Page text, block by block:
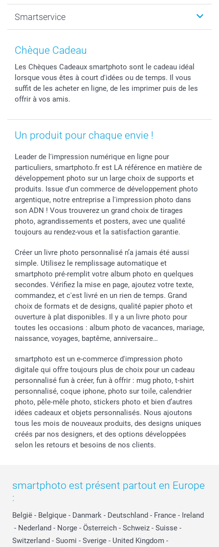
Faire-part & Cartes
Coques smartphone
Stickers & Etiquettes
Cadres photo & accessoires déco
Dénicheur d'idées cadeau
Naissance & baptême
Fête des Mères
Fête des Pères
Communion
Baptême
Toussaint
Saint-Valentin
Vacances
Plan du site
Droit de rétraction
Plaintes
Vie privée
Gestion des cookies
Tarifs
Investisseurs
Smartservice
Aide
smartbonus
smartfriends
Livraison
Modes de paiement
Statut de ma commande
Chèque Cadeau
Les Chèques Cadeaux smartphoto sont le cadeau idéal
lorsque vous êtes à court d'idées ou de temps. Il vous
suffit de les acheter en ligne, de les imprimer puis de les
offrir à vos amis.
Un produit pour chaque envie !
Leader de l'impression numérique en ligne pour
particuliers, smartphoto.fr est LA référence en matière de
développement photo sur un large choix de supports et
produits. Issue d'un commerce de développement photo
argentique, notre entreprise a l'impression photo dans
son ADN ! Vous trouverez un grand choix de tirages
photo, agrandissements et posters, avec une qualité
toujours au rendez-vous et la satisfaction garantie.
Créer un livre photo personnalisé n’a jamais été aussi
simple. Utilisez le remplissage automatique et
smartphoto pré-remplit votre album photo en quelques
secondes. Vérifiez la mise en page, ajoutez votre texte,
commandez, et c'est livré en un rien de temps. Grand
choix de formats et de designs, qualité papier photo et
ouverture à plat disponibles. Il y a un livre photo pour
toutes les occasions : album photo de vacances, mariage,
naissance, voyages, baptême, anniversaire…
smartphoto est un e-commerce d'impression photo
digitale qui offre toujours plus de choix pour un cadeau
personnalisé fun à créer, fun à offrir : mug photo, t-shirt
personnalisé, coque iphone, photo sur toile, calendrier
photo, pêle-mêle photo, stickers photo et bien d’autres
idées cadeaux et objets personnalisés. Nous ajoutons
tous les mois de nouveaux produits, des designs uniques
créés par nos designers, et des options développées
selon les retours et besoins de nos clients.
smartphoto est présent partout en Europe
:
België - Belgique - Danmark - Deutschland - France - Ireland
- Nederland - Norge - Österreich - Schweiz - Suisse -
Switzerland - Suomi - Sverige - United Kingdom -